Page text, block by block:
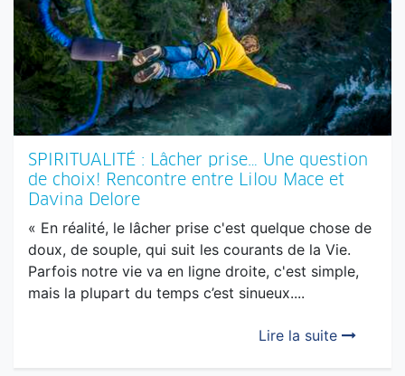
Lire la suite
SPIRITUALITÉ : Lâcher prise… Une question
de choix! Rencontre entre Lilou Mace et
« En réalité, le lâcher prise c'est quelque chose de